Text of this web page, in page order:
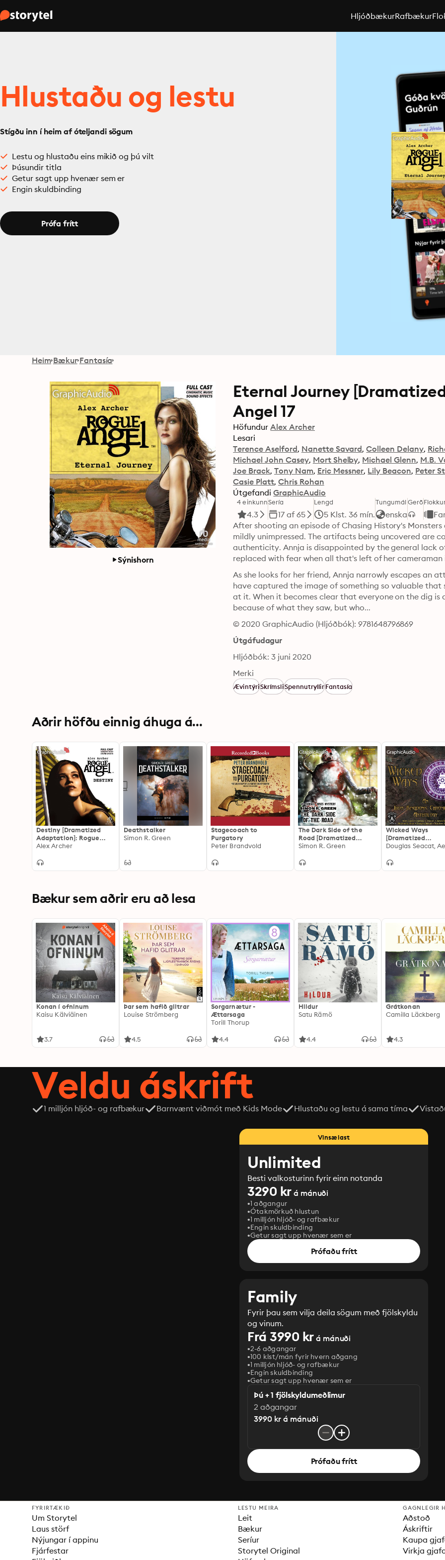
HljóðbækurRafbækur
Hlustaðu og lestu
Stígðu inn í heim af óteljandi sögum
Lestu og hlustaðu eins mikið og þú vilt
Þúsundir titla
Getur sagt upp hvenær sem er
Engin skuldbinding
Prófa frítt
Heim Bækur Fantasía
Sýnishorn
Eternal Journey
Angel 17
Höfundur Alex Archer
Lesari
Terence Aselford Nanette Savard Colleen Delany
Michael John Casey Mort Shelby Michael Glenn M.B.
Joe Brack Tony Nam Eric Messner Lily Beacon Peter
Casie Platt Chris Rohan
Útgefandi GraphicAudio
4 einkunn
4.3
Sería
17 af 65
Lengd
5 Klst. 36 mín.
Tungumál
enska
Gerð
After shooting an episode of Chasing History's
mildly unimpressed. The artifacts being uncovered are
authenticity. Annja is disappointed by the general lack
As she looks for her friend, Annja narrowly escapes an
have captured the image of something so valuable
at it. When it becomes clear that everyone on the dig
because of what they saw, but who...
© 2020 GraphicAudio (Hljóðbók): 9781648796869
Útgáfudagur
Hljóðbók: 3 juni 2020
Merki
ÆvintýriSkrímsliSpennutryllirFantasía
Aðrir höfðu einnig áhuga á...
Destiny [Dramatized
Adaptation]: Rogue
Angel 1
Alex Archer
Deathstalker
Simon R. Green
Stagecoach to
Purgatory
Peter Brandvold
The Dark Side of the
Road [Dramatized
Adaptation]: Ishmael
Simon R. Green
Wicked Ways
[Dramatized
Adaptation]: An
Anthology
Bækur sem aðrir eru að lesa
Konan í ofninum
Kaisu Kälviäinen
3.7
Þar sem hafið glitrar
Louise Strömberg
4.5
Sorgarnætur -
Ættarsaga
Torill Thorup
4.4
Hildur
Satu Rämö
4.4
Grátkonan
Camilla Läckberg
4.3
Veldu áskrift
1 milljón hljóð- og rafbækur Barnvænt viðmót með Kids Mode Hlustaðu og lestu á sama tíma
Vinsælast
Unlimited
Besti valkosturinn fyrir einn notanda
3290 kr á mánuði
1 aðgangur
Ótakmörkuð hlustun
1 milljón hljóð- og rafbækur
Engin skuldbinding
Getur sagt upp hvenær sem er
Prófaðu frítt
Family
Fyrir þau sem vilja deila sögum með fjölskyldu
og vinum.
Frá 3990 kr á mánuði
2-6 aðgangar
100 klst/mán fyrir hvern aðgang
1 milljón hljóð- og rafbækur
‎Engin skuldbinding
Getur sagt upp hvenær sem er
Þú + 1 fjölskyldumeðlimur
2 aðgangar
3990 kr á mánuði
Prófaðu frítt
FYRIRTÆKIÐ
Um Storytel
Laus störf
Nýjungar í appinu
Fjárfestar
LESTU MEIRA
Leit
Bækur
Seríur
Storytel Original
GAGNLEGIR
Aðstoð
Áskriftir
Kaupa
Virkja